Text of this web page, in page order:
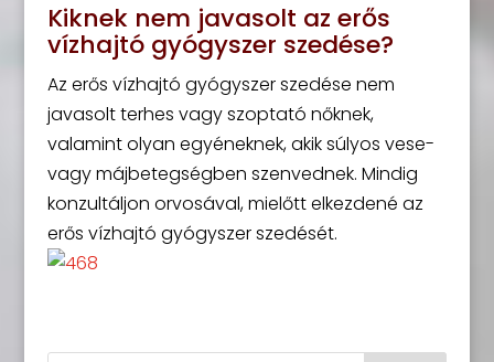
Kiknek nem javasolt az erős
vízhajtó gyógyszer szedése?
Az erős vízhajtó gyógyszer szedése nem
javasolt terhes vagy szoptató nőknek,
valamint olyan egyéneknek, akik súlyos vese-
vagy májbetegségben szenvednek. Mindig
konzultáljon orvosával, mielőtt elkezdené az
erős vízhajtó gyógyszer szedését.